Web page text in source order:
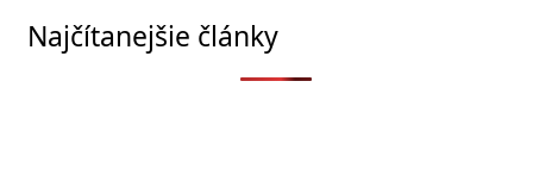
Najčítanejšie články